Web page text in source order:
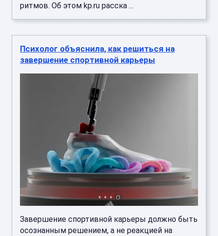
ритмов. Об этом kp.ru расска ...
Психолог объяснила, как решиться на
завершение спортивной карьеры
Завершение спортивной карьеры должно быть
осознанным решением, а не реакцией на